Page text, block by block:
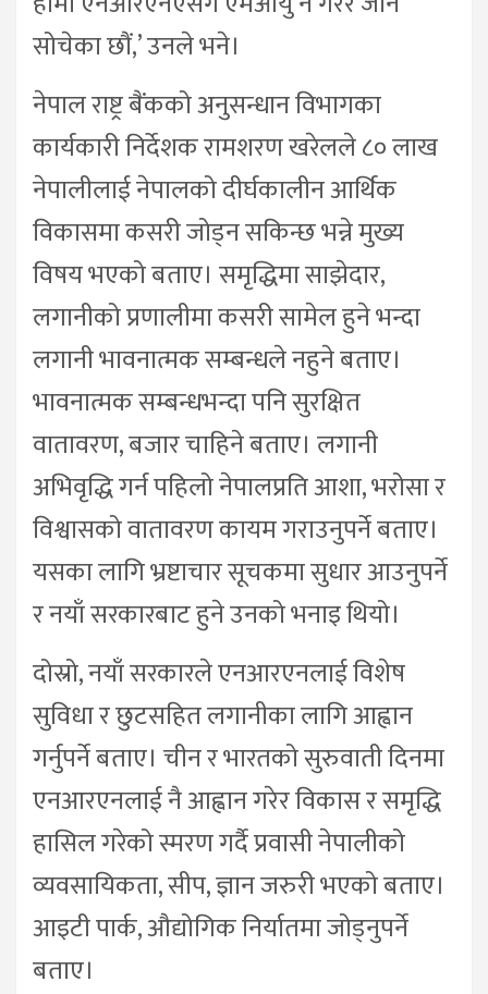
सोचेका छौं,’ उनले भने।
नेपाल राष्ट्र बैंकको अनुसन्धान विभागका
कार्यकारी निर्देशक रामशरण खरेलले ८० लाख
नेपालीलाई नेपालको दीर्घकालीन आर्थिक
विकासमा कसरी जोड्न सकिन्छ भन्ने मुख्य
विषय भएको बताए। समृद्धिमा साझेदार,
लगानीको प्रणालीमा कसरी सामेल हुने भन्दा
लगानी भावनात्मक सम्बन्धले नहुने बताए।
भावनात्मक सम्बन्धभन्दा पनि सुरक्षित
वातावरण, बजार चाहिने बताए। लगानी
अभिवृद्धि गर्न पहिलो नेपालप्रति आशा, भरोसा र
विश्वासको वातावरण कायम गराउनुपर्ने बताए।
यसका लागि भ्रष्टाचार सूचकमा सुधार आउनुपर्ने
र नयाँ सरकारबाट हुने उनको भनाइ थियो।
दोस्रो, नयाँ सरकारले एनआरएनलाई विशेष
सुविधा र छुटसहित लगानीका लागि आह्वान
गर्नुपर्ने बताए। चीन र भारतको सुरुवाती दिनमा
एनआरएनलाई नै आह्वान गरेर विकास र समृद्धि
हासिल गरेको स्मरण गर्दै प्रवासी नेपालीको
व्यवसायिकता, सीप, ज्ञान जरुरी भएको बताए।
आइटी पार्क, औद्योगिक निर्यातमा जोड्नुपर्ने
बताए।